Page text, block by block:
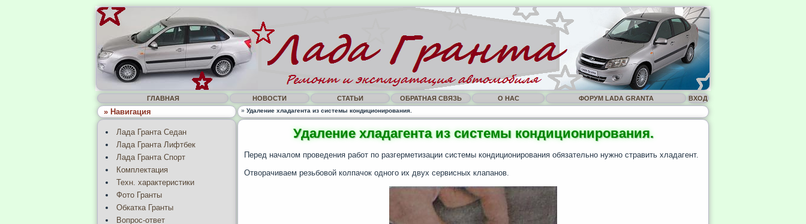
ГЛАВНАЯ НОВОСТИ СТАТЬИ ОБРАТНАЯ СВЯЗЬ О НАС ФОРУМ LADA GRANTA ВХОД
» Навигация » Удаление хладагента из системы кондиционирования.
Лада Гранта Седан
Лада Гранта Лифтбек
Лада Гранта Спорт
Комплектация
Техн. характеристики
Фото Гранты
Обкатка Гранты
Вопрос-ответ
Удаление хладагента из системы кондиционирования.
Перед началом проведения работ по разгерметизации системы кондиционирования обязательно нужно стравить хладагент.
Отворачиваем резьбовой колпачок одного их двух сервисных клапанов.